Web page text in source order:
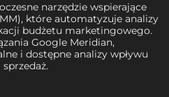
narzędzie wspierające
które automatyzuje analizy
budżetu marketingowego.
Google Meridian,
i dostępne analizy wpływu